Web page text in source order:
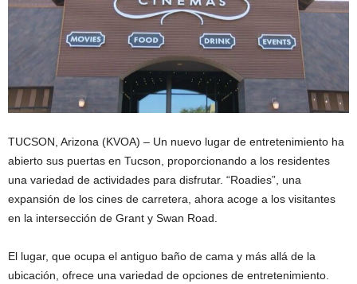
TUCSON, Arizona (KVOA) – Un nuevo lugar de entretenimiento ha
abierto sus puertas en Tucson, proporcionando a los residentes
una variedad de actividades para disfrutar. “Roadies”, una
expansión de los cines de carretera, ahora acoge a los visitantes
en la intersección de Grant y Swan Road.
El lugar, que ocupa el antiguo baño de cama y más allá de la
ubicación, ofrece una variedad de opciones de entretenimiento.